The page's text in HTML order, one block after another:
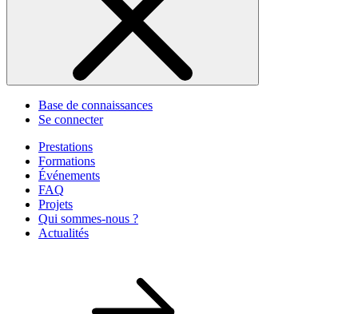
Base de connaissances
Se connecter
Prestations
Formations
Événements
FAQ
Projets
Qui sommes-nous ?
Actualités